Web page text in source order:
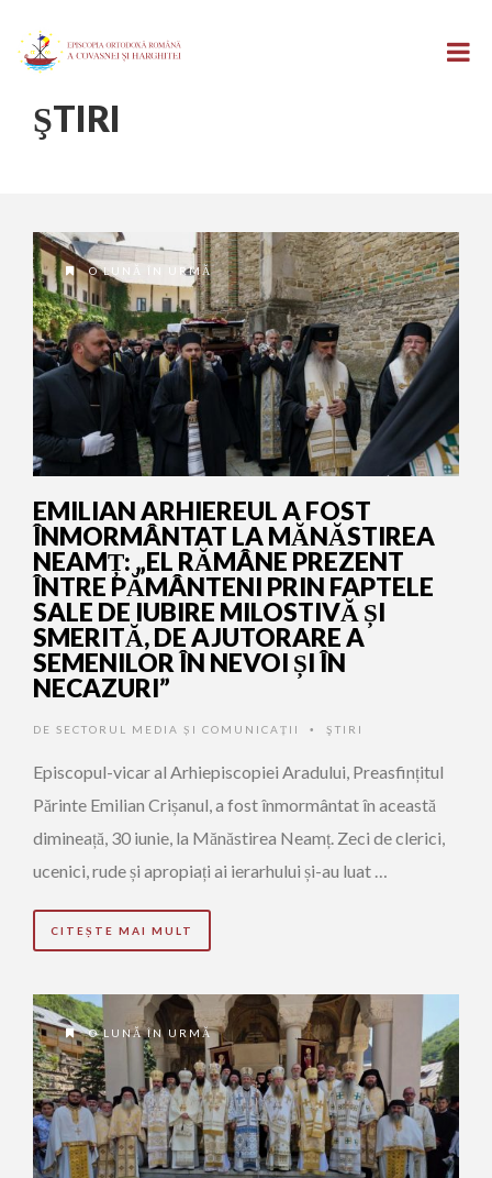
ŞTIRI
O LUNĂ ÎN URMĂ
EMILIAN ARHIEREUL A FOST
ÎNMORMÂNTAT LA MĂNĂSTIREA
NEAMȚ: „EL RĂMÂNE PREZENT
ÎNTRE PĂMÂNTENI PRIN FAPTELE
SALE DE IUBIRE MILOSTIVĂ ȘI
SMERITĂ, DE AJUTORARE A
SEMENILOR ÎN NEVOI ȘI ÎN
NECAZURI”
DE SECTORUL MEDIA ȘI COMUNICAȚII • ŞTIRI
Episcopul-vicar al Arhiepiscopiei Aradului, Preasfințitul
Părinte Emilian Crișanul, a fost înmormântat în această
dimineață, 30 iunie, la Mănăstirea Neamț. Zeci de clerici,
ucenici, rude și apropiați ai ierarhului și-au luat …
CITEȘTE MAI MULT
O LUNĂ ÎN URMĂ